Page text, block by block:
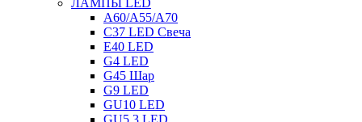
ЛАМПЫ LED
A60/A55/A70
C37 LED Свеча
E40 LED
G4 LED
G45 Шар
G9 LED
GU10 LED
GU5.3 LED